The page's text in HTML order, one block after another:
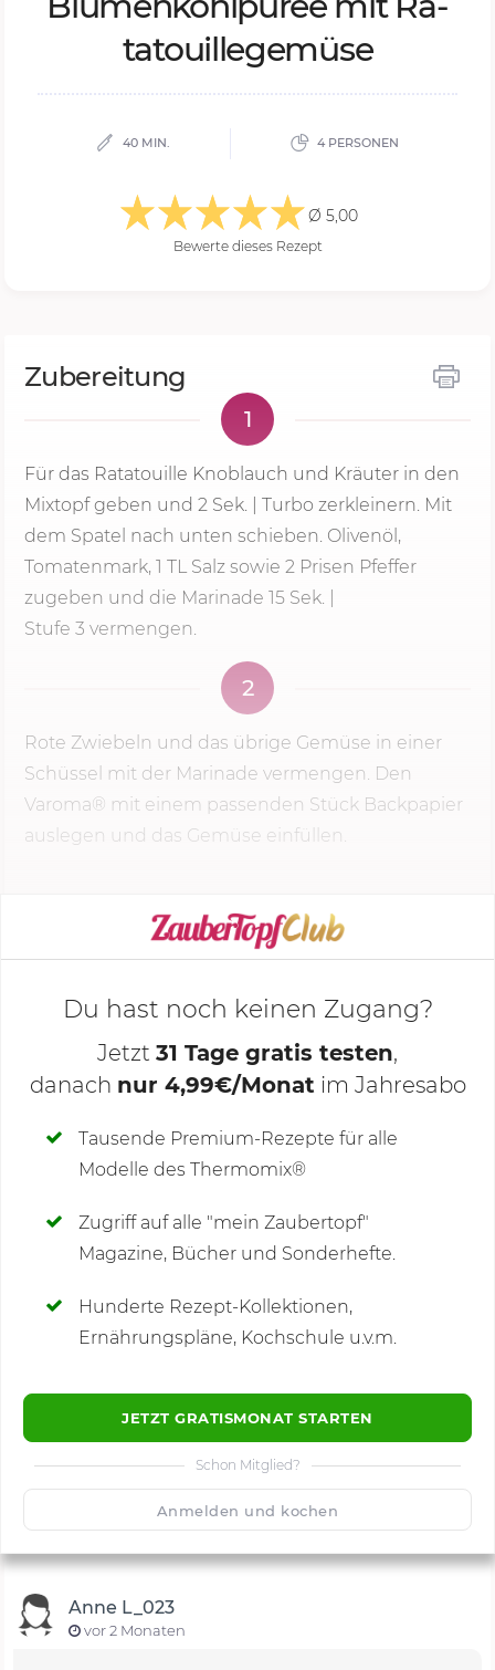
ta­touil­le­ge­mü­se
40 MIN. 4 PERSONEN
Ø 5,00
Bewerte dieses Rezept
Zubereitung
1
Für das Ratatouille Knoblauch und Kräuter in den
Mixtopf geben und 2 Sek.
| Turbo zerkleinern. Mit
dem Spatel nach unten schieben. Olivenöl,
Tomatenmark, 1 TL Salz sowie 2 Prisen Pfeffer
zugeben und die Marinade 15 Sek. |
Stufe 3 vermengen.
2
Rote Zwiebeln und das übrige Gemüse in einer
Schüssel mit der Marinade vermengen. Den
Varoma® mit einem passenden Stück Backpapier
auslegen und das Gemüse einfüllen.
KOCHMODUS STARTEN
Deine Notizen
Du hast noch keinen Zugang?
Jetzt 31 Tage gratis testen,
danach nur 4,99€/Monat im Jahresabo
Tausende Premium-Rezepte für alle
Modelle des Thermomix®
Zugriff auf alle "mein Zaubertopf"
Magazine, Bücher und Sonderhefte.
Hunderte Rezept-Kollektionen,
Ernährungspläne, Kochschule u.v.m.
JETZT GRATISMONAT STARTEN
Schon Mitglied?
Anmelden und kochen
Kommentare(9)
🙂 Speichern
Anne L_023
vor 2 Monaten